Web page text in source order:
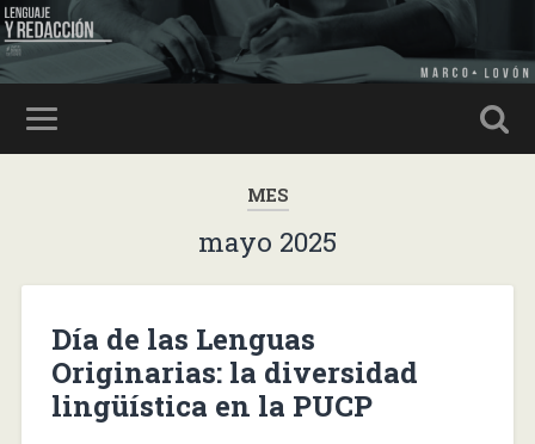
MES
mayo 2025
Día de las Lenguas
Originarias: la diversidad
lingüística en la PUCP